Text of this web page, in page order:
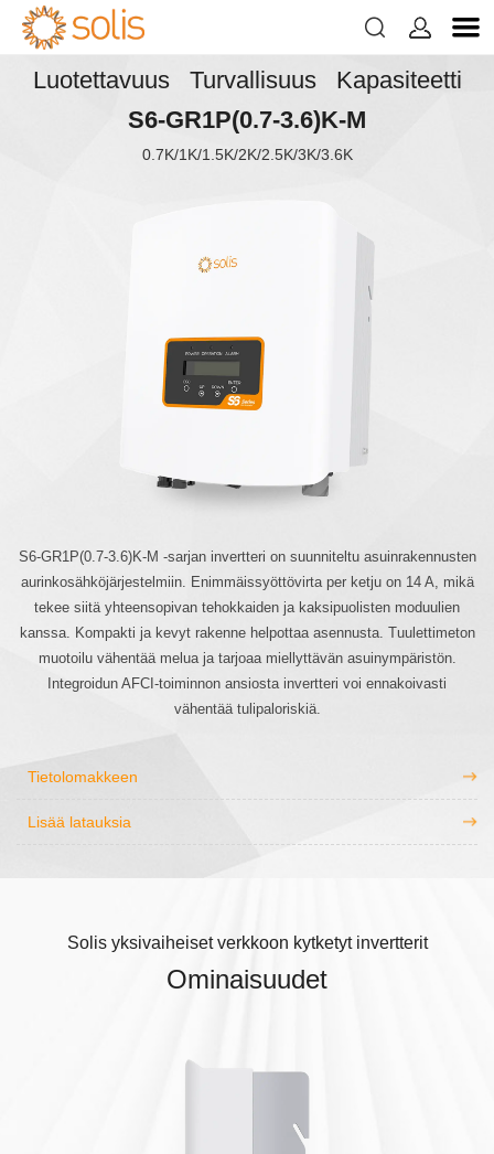
 
Luotettavuus Turvallisuus Kapasiteetti
S6-GR1P(0.7-3.6)K-M
0.7K/1K/1.5K/2K/2.5K/3K/3.6K
S6-GR1P(0.7-3.6)K-M -sarjan invertteri on suunniteltu asuinrakennusten
aurinkosähköjärjestelmiin. Enimmäissyöttövirta per ketju on 14 A, mikä
tekee siitä yhteensopivan tehokkaiden ja kaksipuolisten moduulien
kanssa. Kompakti ja kevyt rakenne helpottaa asennusta. Tuulettimeton
muotoilu vähentää melua ja tarjoaa miellyttävän asuinympäristön.
Integroidun AFCI-toiminnon ansiosta invertteri voi ennakoivasti
vähentää tulipaloriskiä.
Tietolomakkeen
Lisää latauksia
Solis yksivaiheiset verkkoon kytketyt invertterit
Ominaisuudet